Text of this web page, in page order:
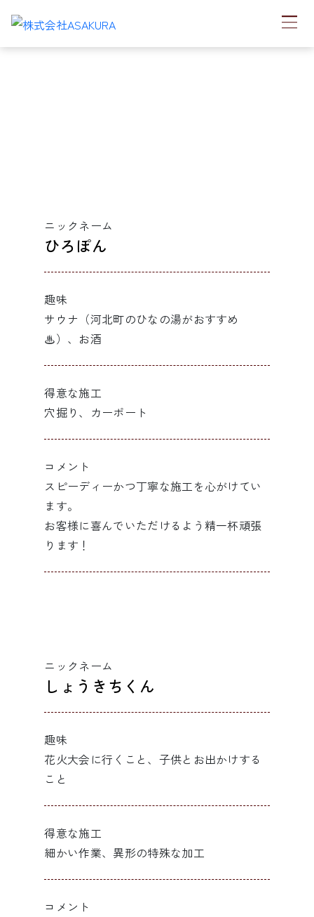
ニックネーム
ひろぽん
趣味
サウナ（河北町のひなの湯がおすすめ
♨︎）、お酒
得意な施工
穴掘り、カーポート
コメント
スピーディーかつ丁寧な施工を心がけてい
ます。
お客様に喜んでいただけるよう精一杯頑張
ります！
ニックネーム
しょうきちくん
趣味
花火大会に行くこと、子供とお出かけする
こと
得意な施工
細かい作業、異形の特殊な加工
コメント